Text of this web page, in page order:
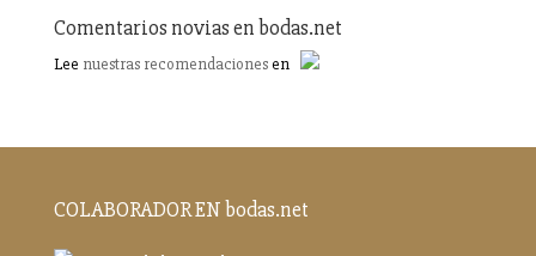
Comentarios novias en bodas.net
Lee nuestras recomendacionesen
COLABORADOR EN bodas.net